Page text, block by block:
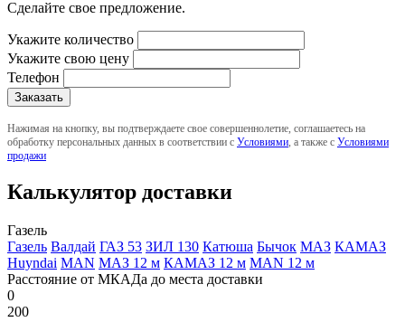
Сделайте свое предложение.
Укажите количество
Укажите свою цену
Телефон
Нажимая на кнопку, вы подтверждаете свое совершеннолетие, соглашаетесь на
обработку персональных данных в соответствии с Условиями , а также с Условиями
продажи
Калькулятор доставки
Газель
Газель Валдай ГАЗ 53 ЗИЛ 130 Катюша Бычок МАЗ КАМАЗ
Huyndai MAN МАЗ 12 м КАМАЗ 12 м MAN 12 м
Расстояние от МКАДа до места доставки
0
200